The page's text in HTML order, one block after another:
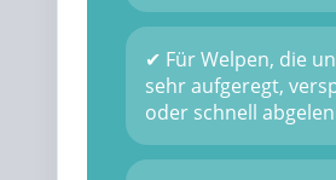
✔ Für Welpen, die
sehr aufgeregt,
oder schnell